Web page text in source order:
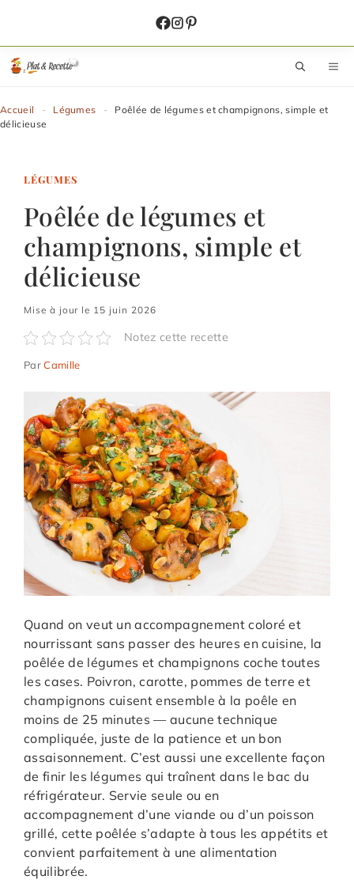
contenu
Accueil - Légumes -
Poêlée de légumes et champignons, simple et
délicieuse
LÉGUMES
Poêlée de légumes et
champignons, simple et
délicieuse
Mise à jour le 15 juin 2026
Notez cette recette
ParCamille
Quand on veut un accompagnement coloré et
nourrissant sans passer des heures en cuisine, la
poêlée de légumes et champignons coche toutes
les cases. Poivron, carotte, pommes de terre et
champignons cuisent ensemble à la poêle en
moins de 25 minutes — aucune technique
compliquée, juste de la patience et un bon
assaisonnement. C’est aussi une excellente façon
de finir les légumes qui traînent dans le bac du
réfrigérateur. Servie seule ou en
accompagnement d’une viande ou d’un poisson
grillé, cette poêlée s’adapte à tous les appétits et
convient parfaitement à une alimentation
équilibrée.